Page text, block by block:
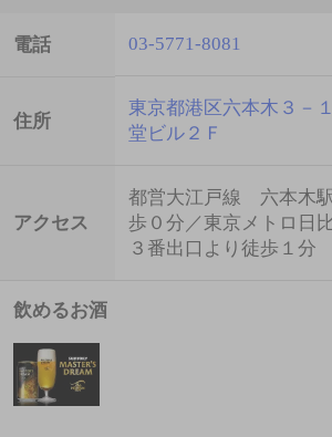
電話 03-5771-8081
住所
東京都港区六本木３－
堂ビル２Ｆ
アクセス
都営大江戸線 六本木
歩０分／東京メトロ日
３番出口より徒歩１分
飲めるお酒